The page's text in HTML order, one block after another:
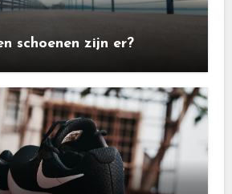
schoenen zijn er?